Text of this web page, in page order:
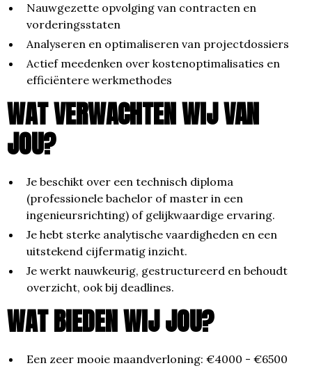
Nauwgezette opvolging van contracten en
vorderingsstaten
Analyseren en optimaliseren van projectdossiers
Actief meedenken over kostenoptimalisaties en
efficiëntere werkmethodes
WAT VERWACHTEN WIJ VAN
JOU?
Je beschikt over een technisch diploma
(professionele bachelor of master in een
ingenieursrichting) of gelijkwaardige ervaring.
Je hebt sterke analytische vaardigheden en een
uitstekend cijfermatig inzicht.
Je werkt nauwkeurig, gestructureerd en behoudt
overzicht, ook bij deadlines.
WAT BIEDEN WIJ JOU?
Een zeer mooie maandverloning: €4000 - €6500